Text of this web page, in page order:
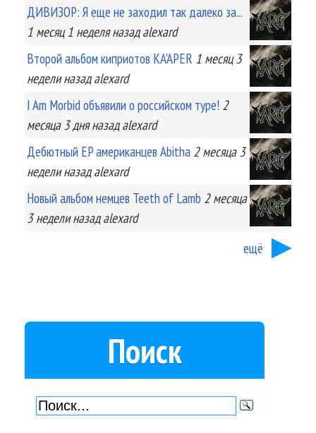
ДИВИЗОР: Я еще не заходил так далеко за...
1 месяц 1 неделяназад alexard
Второй альбом киприотов KA'APER 1 месяц 3
неделиназад alexard
I Am Morbid объявили о российском туре! 2
месяца 3 дняназад alexard
Дебютный EP американцев Abitha 2 месяца 3
неделиназад alexard
Новый альбом немцев Teeth of Lamb 2 месяца
3 неделиназад alexard
ещё
Поиск